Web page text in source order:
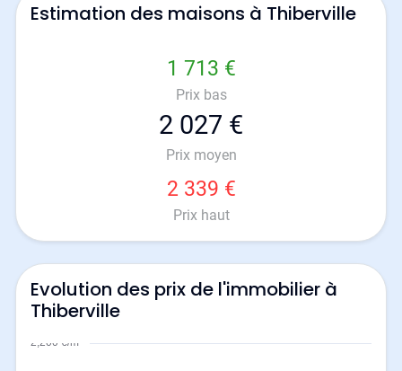
Estimation des maisons à Thiberville
1 713 €
Prix bas
2 027 €
Prix moyen
2 339 €
Prix haut
Evolution des prix de l'immobilier à
Thiberville